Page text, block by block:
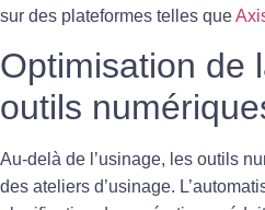
sur des plateformes telles que
Optimisation de
outils
Au-delà de l’usinage, les outils
des ateliers d’usinage.